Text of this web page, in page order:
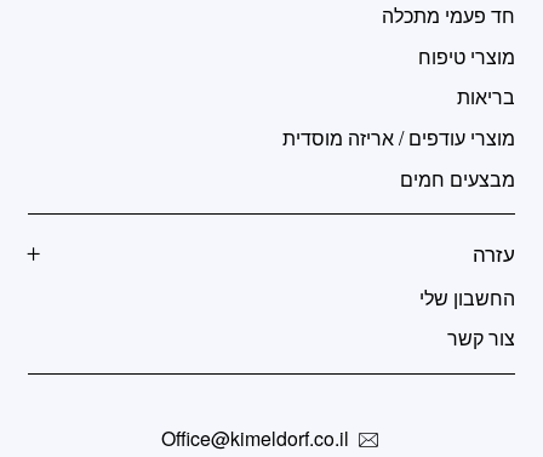
חד פעמי מתכלה
מוצרי טיפוח
בריאות
מוצרי עודפים / אריזה מוסדית
מבצעים חמים
עזרה
החשבון שלי
צור קשר
Office@kimeldorf.co.il